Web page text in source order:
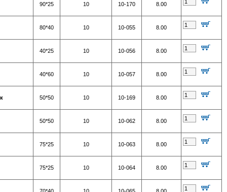
90*25 10 10-170 8.00
80*40 10 10-055 8.00
40*25 10 10-056 8.00
40*60 10 10-057 8.00
50*50 10 10-169 8.00
50*50 10 10-062 8.00
75*25 10 10-063 8.00
75*25 10 10-064 8.00